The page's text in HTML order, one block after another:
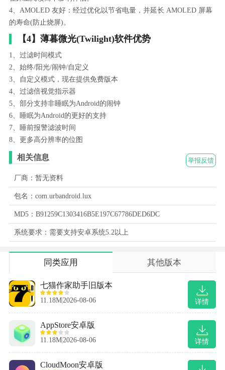
4、AMOLED 友好：经过优化以节省电量，并延长 AMOLED 屏幕
的寿命(防止烧屏)。
【4】薄暮微光(Twilight)软件优势
1、过滤时间模式
2、始终/阳光/闹钟/自定义
3、自定义模式，现在提供免费版本
4、过滤倍视觉指示器
5、部分支持非睡眠为Android的闹钟
6、睡眠为Android的更好的支持
7、睡前报警滤波时间
8、更多高分辨率的位图
举报反馈
相关信息
厂商：暂无资料
包名：com.urbandroid.lux
MD5：B91259C1303416B5E197C67786DED6DC
系统要求：需要支持安卓系统5.2以上
同类应用 其他版本
详情
七猫作家助手旧版本
11.18M2026-08-06
详情
AppStore安卓版
11.18M2026-08-06
CloudMoon安卓版